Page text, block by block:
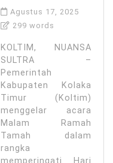
Agustus 17, 2025
299 words
KOLTIM, NUANSA
SULTRA –
Pemerintah
Kabupaten Kolaka
Timur (Koltim)
menggelar acara
Malam Ramah
Tamah dalam
rangka